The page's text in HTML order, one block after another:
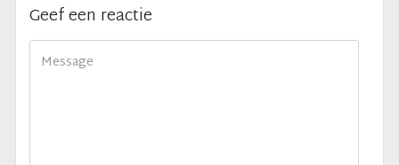
Geef een reactie